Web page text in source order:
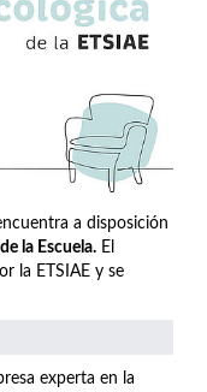
a disposición
la Escuela. El
la ETSIAE y se
experta en la